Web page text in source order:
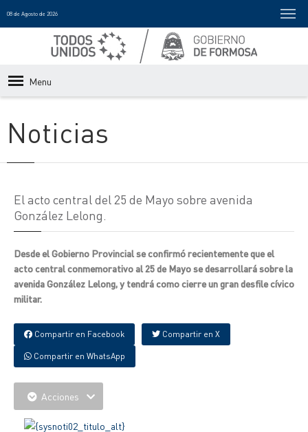
08 de Agosto de 2026
Menu
Noticias
El acto central del 25 de Mayo sobre avenida
González Lelong.
Desde el Gobierno Provincial se confirmó recientemente que el
acto central conmemorativo al 25 de Mayo se desarrollará sobre la
avenida González Lelong, y tendrá como cierre un gran desfile cívico
militar.
Compartir en Facebook Compartir en X
Compartir en WhatsApp
Acciones